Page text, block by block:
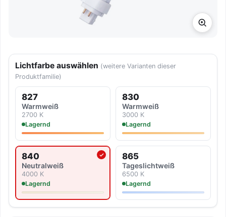
Lichtfarbe auswählen (weitere Varianten dieser
Produktfamilie)
827
Warmweiß
2700 K
Lagernd
830
Warmweiß
3000 K
Lagernd
840
Neutralweiß
4000 K
Lagernd
Aktuell ausgewählte Lichtfarbe
865
Tageslicht­weiß
6500 K
Lagernd